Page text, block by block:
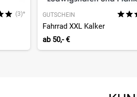
(3)* GUTSCHEIN
Fahrrad XXL Kalker
ab50,- €